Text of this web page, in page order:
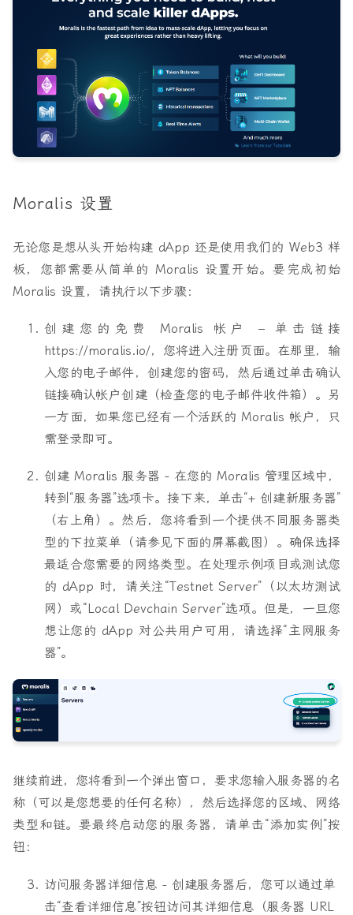
Moralis 设置
无论您是想从头开始构建 dApp 还是使用我们的 Web3 样
板，您都需要从简单的 Moralis 设置开始。要完成初始
Moralis 设置，请执行以下步骤：
创建您的免费 Moralis 帐户 – 单击链接
https://moralis.io/，您将进入注册页面。在那里，输
入您的电子邮件，创建您的密码，然后通过单击确认
链接确认帐户创建（检查您的电子邮件收件箱）。另
一方面，如果您已经有一个活跃的 Moralis 帐户，只
需登录即可。
创建 Moralis 服务器 - 在您的 Moralis 管理区域中，
转到“服务器”选项卡。接下来，单击“+ 创建新服务器”
（右上角）。然后，您将看到一个提供不同服务器类
型的下拉菜单（请参见下面的屏幕截图）。确保选择
最适合您需要的网络类型。在处理示例项目或测试您
的 dApp 时，请关注“Testnet Server”（以太坊测试
网）或“Local Devchain Server”选项。但是，一旦您
想让您的 dApp 对公共用户可用，请选择“主网服务
器”。
继续前进，您将看到一个弹出窗口，要求您输入服务器的名
称（可以是您想要的任何名称），然后选择您的区域、网络
类型和链。要最终启动您的服务器，请单击“添加实例”按
钮：
访问服务器详细信息 - 创建服务器后，您可以通过单
击“查看详细信息”按钮访问其详细信息（服务器 URL